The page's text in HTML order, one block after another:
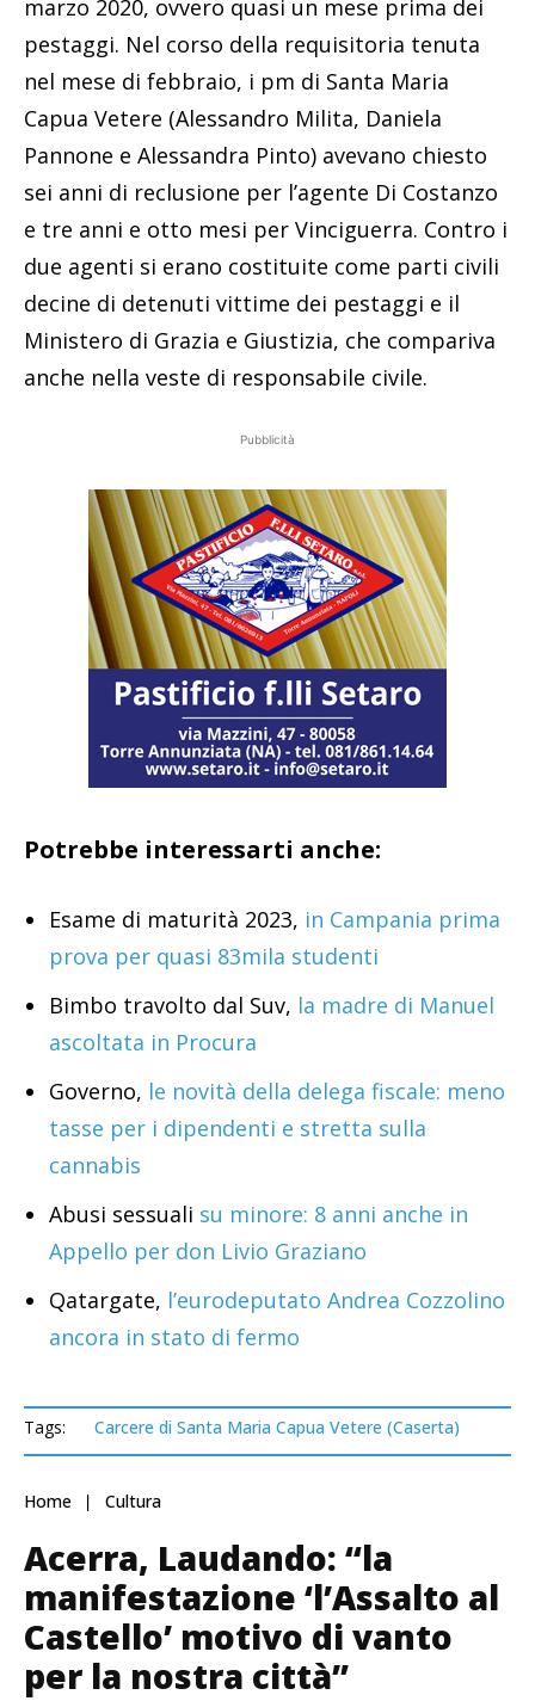
marzo 2020, ovvero quasi un mese prima dei
pestaggi. Nel corso della requisitoria tenuta
nel mese di febbraio, i pm di Santa Maria
Capua Vetere (Alessandro Milita, Daniela
Pannone e Alessandra Pinto) avevano chiesto
sei anni di reclusione per l’agente Di Costanzo
e tre anni e otto mesi per Vinciguerra. Contro i
due agenti si erano costituite come parti civili
decine di detenuti vittime dei pestaggi e il
Ministero di Grazia e Giustizia, che compariva
anche nella veste di responsabile civile.
Pubblicità
Potrebbe interessarti anche:
Esame di maturità 2023, in Campania prima
prova per quasi 83mila studenti
Bimbo travolto dal Suv, la madre di Manuel
ascoltata in Procura
Governo, le novità della delega fiscale: meno
tasse per i dipendenti e stretta sulla
cannabis
Abusi sessuali su minore: 8 anni anche in
Appello per don Livio Graziano
Qatargate, l’eurodeputato Andrea Cozzolino
ancora in stato di fermo
Tags: Carcere di Santa Maria Capua Vetere (Caserta)
Home Cultura
Acerra, Laudando: “la
manifestazione ‘l’Assalto al
Castello’ motivo di vanto
per la nostra città”